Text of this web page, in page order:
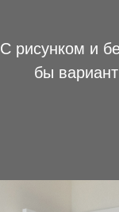
С рисунком и
бы